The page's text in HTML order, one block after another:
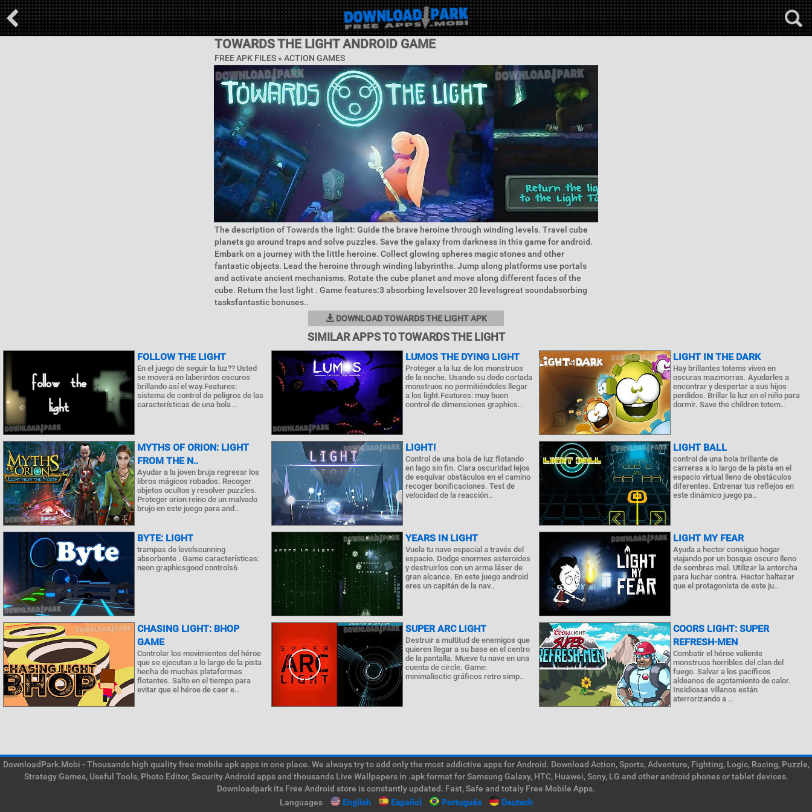
TOWARDS THE LIGHT ANDROID GAME
FREE APK FILES » ACTION GAMES
The description of Towards the light: Guide the brave heroine through winding levels. Travel cube
planets go around traps and solve puzzles. Save the galaxy from darkness in this game for android.
Embark on a journey with the little heroine. Collect glowing spheres magic stones and other
fantastic objects. Lead the heroine through winding labyrinths. Jump along platforms use portals
and activate ancient mechanisms. Rotate the cube planet and move along different faces of the
cube. Return the lost light . Game features:3 absorbing levelsover 20 levelsgreat soundabsorbing
tasksfantastic bonuses..
DOWNLOAD TOWARDS THE LIGHT APK
SIMILAR APPS TO TOWARDS THE LIGHT
FOLLOW THE LIGHT
En el juego de seguir la luz?? Usted
se moverá en laberintos oscuros
brillando así el way.Features:
sistema de control de peligros de las
características de una bola ..
LUMOS THE DYING LIGHT
Proteger a la luz de los monstruos
de la noche. Usando su dedo cortada
monstruos no permitiéndoles llegar
a los light.Features: muy buen
control de dimensiones graphics..
LIGHT IN THE DARK
Hay brillantes totems viven en
oscuras mazmorras. Ayudarles a
encontrar y despertar a sus hijos
perdidos. Brillar la luz en el niño para
dormir. Save the children totem..
MYTHS OF ORION: LIGHT
FROM THE N..
Ayudar a la joven bruja regresar los
libros mágicos robados. Recoger
objetos ocultos y resolver puzzles.
Proteger orion reino de un malvado
brujo en este juego para and..
LIGHT!
Control de una bola de luz flotando
en lago sin fin. Clara oscuridad lejos
de esquivar obstáculos en el camino
recoger bonificaciones. Test de
velocidad de la reacción..
LIGHT BALL
control de una bola brillante de
carreras a lo largo de la pista en el
espacio virtual lleno de obstáculos
diferentes. Entrenar tus reflejos en
este dinámico juego pa..
BYTE: LIGHT
trampas de levelscunning
absorbente . Game características:
neon graphicsgood controls6
YEARS IN LIGHT
Vuela tu nave espacial a través del
espacio. Dodge enormes asteroides
y destruirlos con un arma láser de
gran alcance. En este juego android
eres un capitán de la nav..
LIGHT MY FEAR
Ayuda a hector consigue hogar
viajando por un bosque oscuro lleno
de sombras mal. Utilizar la antorcha
para luchar contra. Hector baltazar
que el protagonista de este ju..
CHASING LIGHT: BHOP
GAME
Controlar los movimientos del héroe
que se ejecutan a lo largo de la pista
hecha de muchas plataformas
flotantes. Salto en el tiempo para
evitar que el héroe de caer e..
SUPER ARC LIGHT
Destruir a multitud de enemigos que
quieren llegar a su base en el centro
de la pantalla. Mueve tu nave en una
cuenta de circle. Game:
minimalisctic gráficos retro simp..
COORS LIGHT: SUPER
REFRESH-MEN
Combatir el héroe valiente
monstruos horribles del clan del
fuego. Salvar a los pacíficos
aldeanos de agotamiento de calor.
Insidiosas villanos están
aterrorizando a ..
DownloadPark.Mobi - Thousands high quality free mobile apk apps in one place. We always try to add only the most addictive apps for Android. Download Action, Sports, Adventure, Fighting, Logic, Racing, Puzzle,
Strategy Games, Useful Tools, Photo Editor, Security Android apps and thousands Live Wallpapers in .apk format for Samsung Galaxy, HTC, Huawei, Sony, LG and other android phones or tablet devices.
Downloadpark its Free Android store is constantly updated. Fast, Safe and totaly Free Mobile Apps.
Languages
English Español Português
Deutsch